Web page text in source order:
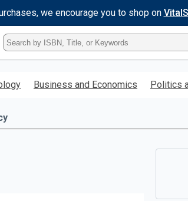
we encourage you to shop on
Type
ISBN,
Title,
Keyword
enter
Business and Economics Politics